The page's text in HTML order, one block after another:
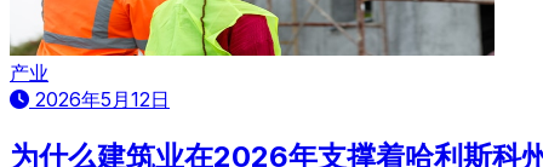
产业
2026年5月12日
为什么建筑业在2026年支撑着哈利斯科